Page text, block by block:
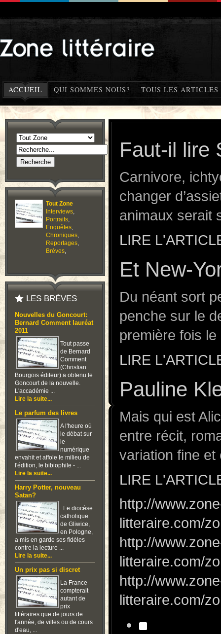
ACCUEIL QUI SOMMES NOUS? TOUS LES ARTICLES
Tout Zone
Interviews,
Portraits,
Enquêtes,
Chroniques,
Reportages,
Brèves,
LES BRÈVES
Nouvelles du Goncourt:
Bernard Comment lauréat
2011
Tout passe
de Bernard
Comment
(Christian
Bourgois éditeur) a obtenu le
Goncourt de la nouvelle.
L'accadémie ...
Lire la suite...
Le parfum des livres
A l'heure où
le débat sur
le
numérique
envahit et affole le milieu de
l'édition, le bibiophile - ...
Lire la suite...
Harry Potter, nouveau
Satan?
Le diocèse
catholique
de Gliwice,
en Pologne,
a mis en garde ses fidèles
contre la lecture ...
Lire la suite...
Un prix pas si discret
La France
compterait
autant de
prix
littéraires que de jours de
l'année, de villes ou de cours
d'eau, ...
Faut-il lire
Carnivore,
changer
animaux serait
LIRE
Et New-
Du néant sort
penche sur le
première fois
LIRE
Pauline
Mais qui est
entre récit,
variation fine et
LIRE
http://
litteraire.com/
http://
litteraire.com/
http://
litteraire.com/